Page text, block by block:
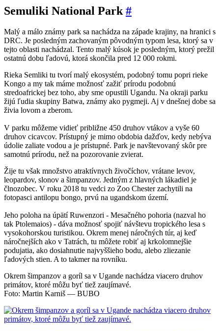
Semuliki National Park#
Malý a málo známy park sa nachádza na západe krajiny, na hranici s
DRC. Je posledným zachovaným pôvodným typom lesa, ktorý sa v
tejto oblasti nachádzal. Tento malý kúsok je posledným, ktorý prežil
ostatnú dobu ľadovú, ktorá skončila pred 12 000 rokmi.
Rieka Semliki tu tvorí malý ekosystém, podobný tomu popri rieke
Kongo a my tak máme možnosť zažiť prírodu podobnú
stredoafrickej bez toho, aby sme opustili Ugandu. Na okraji parku
žijú ľudia skupiny Batwa, známy ako pygmeji. Aj v dnešnej dobe sa
živia lovom a zberom.
V parku môžeme vidieť približne 450 druhov vtákov a vyše 60
druhov cicavcov. Prístupný je mimo obdobia dažďov, kedy nebýva
údolie zaliate vodou a je prístupné. Park je navštevovaný skôr pre
samotnú prírodu, než na pozorovanie zvierat.
Žije tu však množstvo atraktívnych živočíchov, vrátane levov,
leopardov, slonov a šimpanzov. Jedným z hlavných lákadiel je
člnozobec. V roku 2018 tu vedci zo Zoo Chester zachytili na
fotopasci antilopu bongo, prvú na ugandskom území.
Jeho poloha na úpätí Ruwenzori - Mesačného pohoria (nazval ho
tak Ptolemaios) - dáva možnosť spojiť návštevu tropického lesa s
vysokohorskou turistikou. Okrem menej náročných túr, aj keď
náročnejších ako v Tatrách, tu môžete robiť aj krkolomnejšie
podujatia, ako dosiahnutie najvyššieho bodu, alebo zliezanie
ľadových stien. A to takmer na rovníku.
Okrem šimpanzov a goríl sa v Ugande nachádza viacero druhov
primátov, ktoré môžu byť tiež zaujímavé.
Foto: Martin Karniš — BUBO